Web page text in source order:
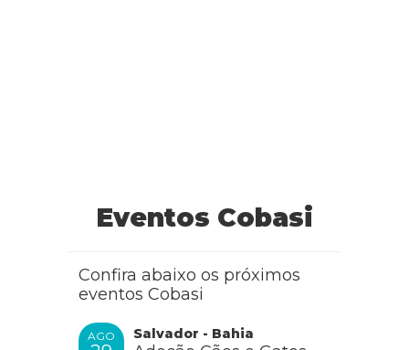
Eventos Cobasi
Confira abaixo os próximos
eventos Cobasi
AGO Salvador - Bahia